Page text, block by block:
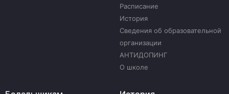
Расписание
История
Сведения об образовательной
организации
АНТИДОПИНГ
О школе